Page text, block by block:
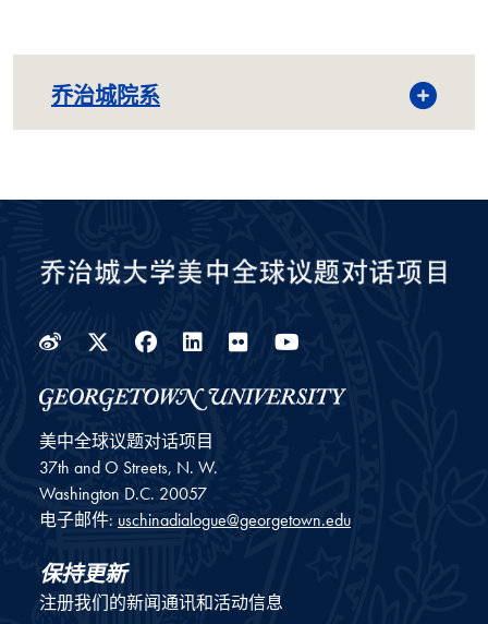
乔治城院系
WeiboTwitter
Facebook
LinkedIn
Flickr
美中全球议题对话项目
37th and O Streets, N. W.
Washington D.C. 20057
电子邮件: uschinadialogue@georgetown.edu
保持更新
注册我们的新闻通讯和活动信息